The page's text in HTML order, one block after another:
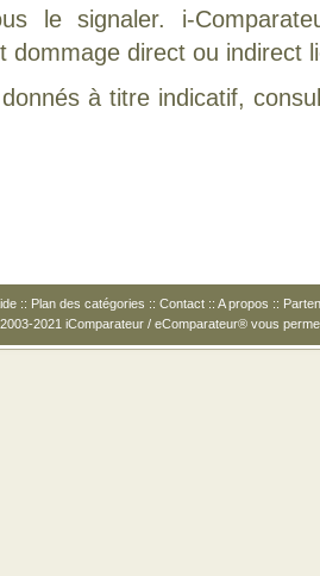
le signaler. i-
dommage direct ou indirect
à titre indicatif,
:: Plan des catégories :: Contact :: A propos ::
2021 iComparateur / eComparateur® vous